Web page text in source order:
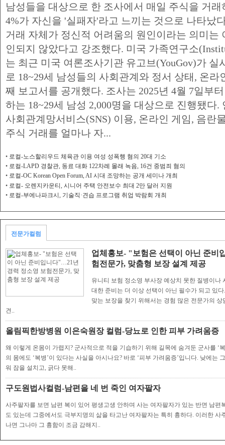
남성들을 대상으로 한 조사에서 매일 주식을 거
4%가 자신을 '실패자'라고 느끼는 것으로 나타났
거래 자체가 정신적 어려움의 원인이라는 의미는
인되지 않았다고 강조했다. 미국 가족연구소
는 최근 미국 여론조사기관 유고브(YouGov)가 실
로 18~29세 남성들의 사회관계와 정서 상태, 온라
째 보고서를 공개했다. 조사는 2025년 4월 7일부
하는 18~29세 남성 2,000명을 대상으로 진행됐다
사회관계망서비스(SNS) 이용, 온라인 게임, 음란
주식 거래를 얼마나 자...
• 로컬-노스할리우드 체육관 이용 여성 성폭행 혐의 20대 기소
• 로컬-LAPD 경찰관, 동료 대화 122차례 몰래 녹음, 16건 중범죄 혐의
• 로컬-OC Korean Open Forum, AI 시대 조망하는 공개 세미나 개최
• 로컬- 오렌지카운티, 시니어 주택 안전보수 최대 2만 달러 지원
• 로컬-부에나파크시, 기술직·견습 프로그램 취업 박람회 개최
전문가컬럼
업체홍보- "보험은 선택이 아닌 준비
험전문가, 맞춤형 보장 설계 제공
유니티 보험 정소영 부사장 예상치 못한 질병이나
대한 준비는 더 이상 선택이 아닌 필수가 되고 있
맞는 보장을 찾기 위해서는 경험 많은 전문가의
견..
올림픽한방병원 이은숙원장 컬럼-당뇨로 인한 피부 가려움증
왜 이렇게 온몸이 가렵지? 군사적으로 적을 기습하기 위해 길목에 숨겨둔 군사를 ‘
의 몸에도 ‘복병’이 있다는 사실을 아시나요? 바로 ‘피부 가려움증’입니다. 낮에는
워 잠을 설치고, 긁다 못해..
구도원법사컬럼-남편을 네 번 죽인 여자팔자
사주팔자를 보면 남편 복이 있어 평생고생 안하며 사는 여자팔자가 있는 반면 남편
도 있는데 그중에서도 극부지명의 삶을 타고난 여자팔자는 특히 흉하다. 이러한 사
나면 그나마 그 흉함이 조금 감해지..